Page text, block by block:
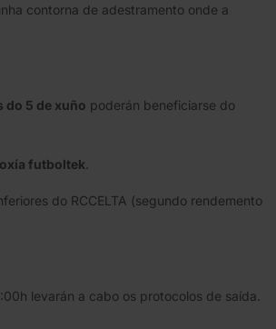
contorna de adestramento onde a
do 5 de xuño poderán beneficiarse do
futboltek
do RCCELTA (segundo rendemento
levarán a cabo os protocolos de saída.